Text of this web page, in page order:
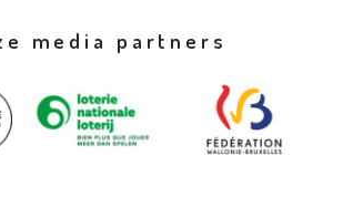
media partners